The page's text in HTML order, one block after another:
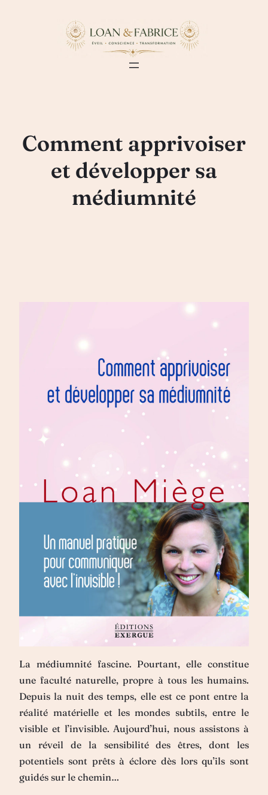
Comment apprivoiser
et développer sa
médiumnité
La médiumnité fascine. Pourtant, elle constitue
une faculté naturelle, propre à tous les humains.
Depuis la nuit des temps, elle est ce pont entre la
réalité matérielle et les mondes subtils, entre le
visible et l’invisible. Aujourd’hui, nous assistons à
un réveil de la sensibilité des êtres, dont les
potentiels sont prêts à éclore dès lors qu’ils sont
guidés sur le chemin…